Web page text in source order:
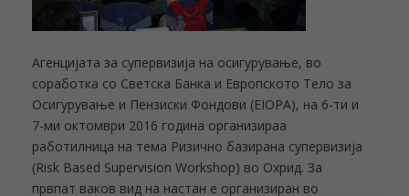
Агенцијата за супервизија на осигурување, во
соработка со Светска Банка и Европското Тело за
Осигурување и Пензиски Фондови (EIOPA), на 6-ти и
7-ми октомври 2016 година организираа
работилница на тема Ризично базирана супервизија
(Risk Based Supervision Workshop) во Охрид. За
првпат ваков вид на настан е организиран во